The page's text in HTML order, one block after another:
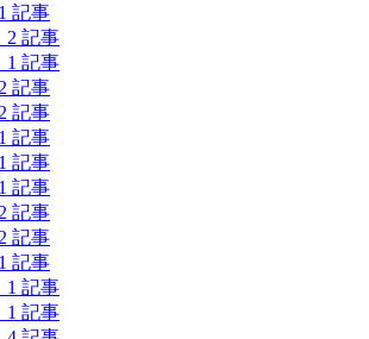
1 記事
2 記事
1 記事
記事
記事
1 記事
1 記事
1 記事
記事
記事
1 記事
1 記事
1 記事